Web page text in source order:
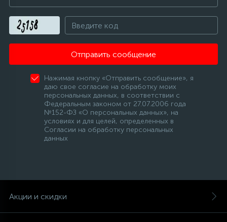
Отправить сообщение
Нажимая кнопку «Отправить сообщение», я
даю свое согласие на обработку моих
персональных данных, в соответствии с
Федеральным законом от 27.07.2006 года
№152-ФЗ «О персональных данных», на
условиях и для целей, определенных в
Согласии на обработку персональных
данных
Акции и скидки